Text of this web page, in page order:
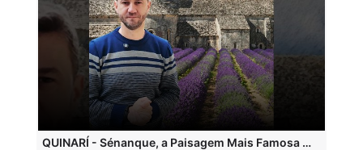
QUINARÍ - Sénanque, a Paisagem Mais Famosa da Aromaterapia